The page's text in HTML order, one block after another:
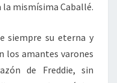
la mismísima Caballé.
siempre su eterna y
los amantes varones
de Freddie, sin